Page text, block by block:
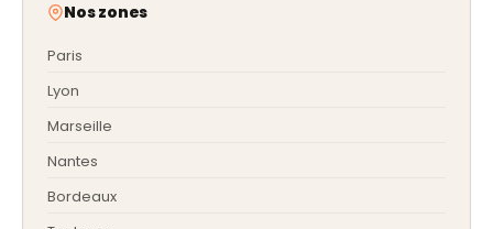
Nos zones
Paris
Lyon
Marseille
Nantes
Bordeaux